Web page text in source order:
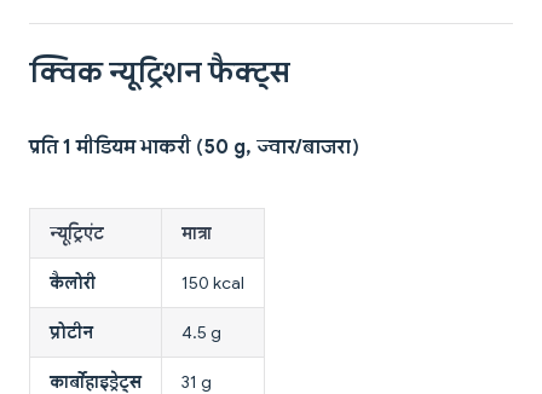
क्विक न्यूट्रिशन फैक्ट्स
प्रति 1 मीडियम भाकरी (50 g, ज्वार/बाजरा)
न्यूट्रिएंट मात्रा
कैलोरी 150 kcal
प्रोटीन 4.5 g
कार्बोहाइड्रेट्स 31 g